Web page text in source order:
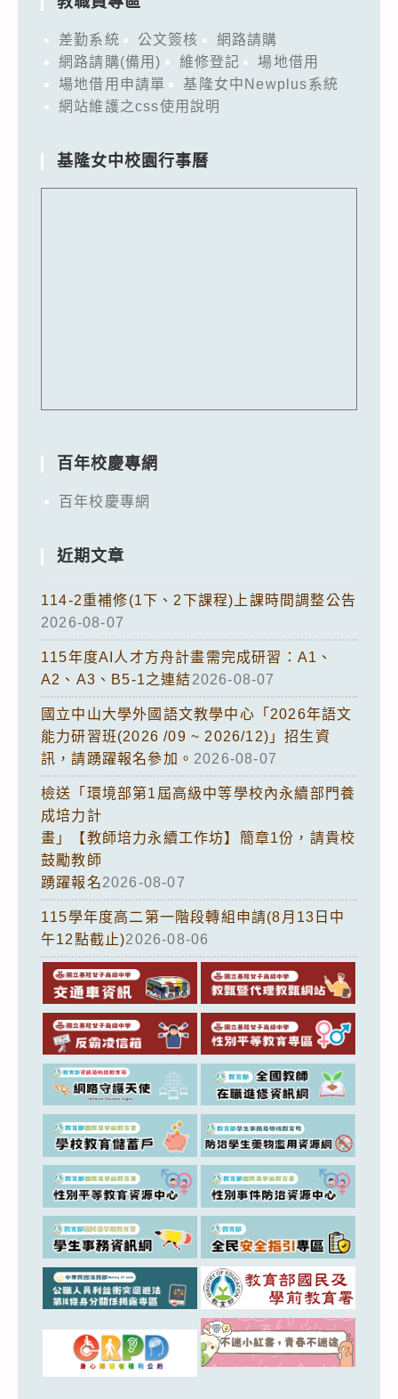
差勤系統 公文簽核
網路請購
網路請購(備用)
維修登記
場地借用
場地借用申請單
基隆女中Newplus系統
網站維護之css使用說明
基隆女中校園行事曆
百年校慶專網
百年校慶專網
近期文章
114-2重補修(1下、2下課程)上課時間調整公告
2026-08-07
115年度AI人才方舟計畫需完成研習：A1、
A2、A3、B5-1之連結2026-08-07
國立中山大學外國語文教學中心「2026年語文
能力研習班(2026 /09 ~ 2026/12)」招生資
訊，請踴躍報名參加。 2026-08-07
檢送「環境部第1屆高級中等學校內永續部門養
成培力計
畫」【教師培力永續工作坊】簡章1份，請貴校
鼓勵教師
踴躍報名2026-08-07
115學年度高二第一階段轉組申請(8月13日中
午12點截止)2026-08-06